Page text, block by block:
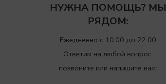
НУЖНА ПОМОЩЬ? МЫ
РЯДОМ:
Ежедневно с 10:00 до 22:00
Ответим на любой вопрос,
позвоните или напишите нам: